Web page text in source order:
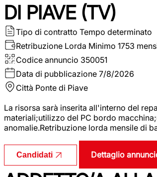
DI PIAVE (TV)
Tipo di contratto Tempo determinato
Retribuzione Lorda Minimo 1753
Codice annuncio 350051
Data di pubblicazione 7/8/2026
Città Ponte di Piave
La risorsa sarà inserita all'interno del
materiali;utilizzo del PC bordo
anomalie.Retribuzione lorda mensile di
Candidati Dettaglio